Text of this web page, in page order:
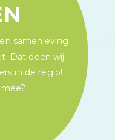
samenleving
Dat doen wij
in de regio!